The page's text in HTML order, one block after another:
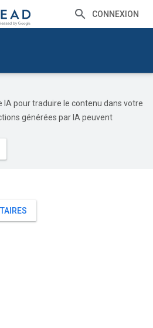
CONNEXION
IA pour traduire le contenu dans votre
générées par IA peuvent